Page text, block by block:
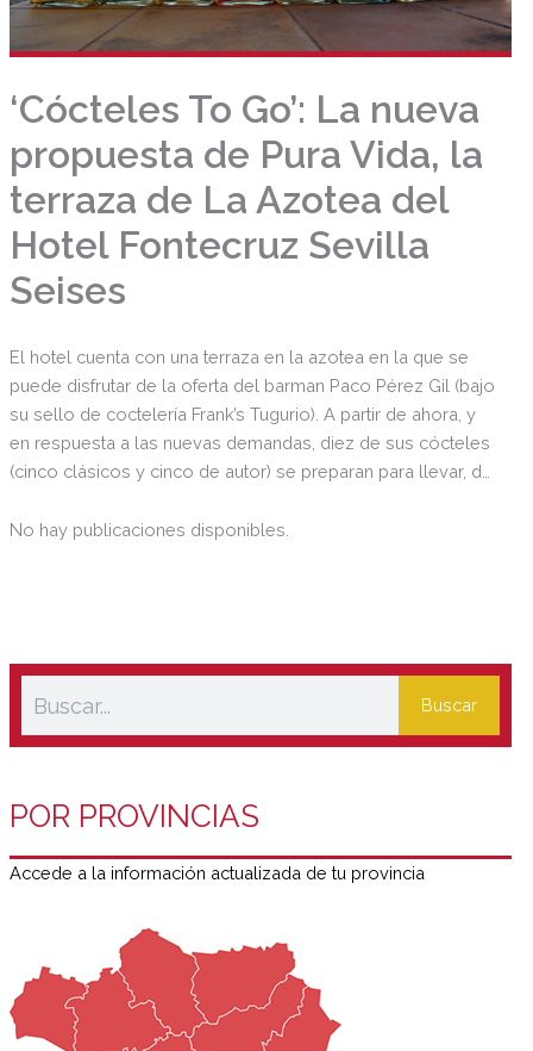
‘Cócteles To Go’: La nueva
propuesta de Pura Vida, la
terraza de La Azotea del
Hotel Fontecruz Sevilla
Seises
El hotel cuenta con una terraza en la azotea en la que se
puede disfrutar de la oferta del barman Paco Pérez Gil (bajo
su sello de coctelería Frank’s Tugurio). A partir de ahora, y
en respuesta a las nuevas demandas, diez de sus cócteles
(cinco clásicos y cinco de autor) se preparan para llevar, de
servidos. Los cócteles (8 €) se presentan en unas cuidadas
No hay publicaciones disponibles.
Buscar
POR PROVINCIAS
Accede a la información actualizada de tu provincia